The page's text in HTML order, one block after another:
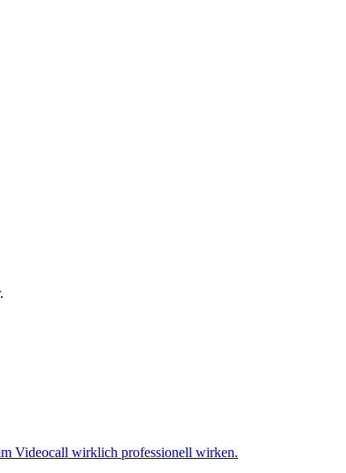
Videocall wirklich professionell wirken.